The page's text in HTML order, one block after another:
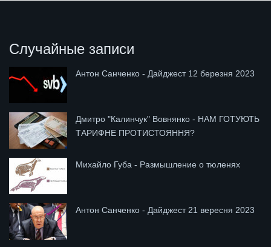
Случайные записи
Антон Санченко - Дайджест 12 березня 2023
Дмитро "Калинчук" Вовнянко - НАМ ГОТУЮТЬ
ТАРИФНЕ ПРОТИСТОЯННЯ?
Михайло Губа - Размышление о тюленях
Антон Санченко - Дайджест 21 вересня 2023